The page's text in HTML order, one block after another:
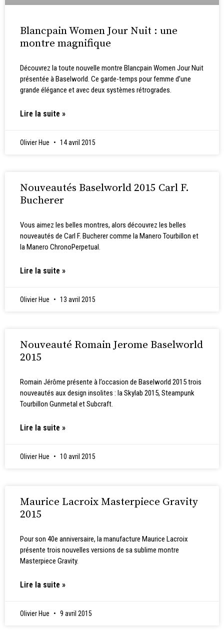
Blancpain Women Jour Nuit : une
montre magnifique
Découvrez la toute nouvelle montre Blancpain Women Jour Nuit
présentée à Baselworld. Ce garde-temps pour femme d’une
grande élégance et avec deux systèmes rétrogrades.
Lire la suite »
Olivier Hue 14 avril 2015
Nouveautés Baselworld 2015 Carl F.
Bucherer
Vous aimez les belles montres, alors découvrez les belles
nouveautés de Carl F. Bucherer comme la Manero Tourbillon et
la Manero ChronoPerpetual.
Lire la suite »
Olivier Hue 13 avril 2015
Nouveauté Romain Jerome Baselworld
2015
Romain Jérôme présente à l’occasion de Baselworld 2015 trois
nouveautés aux design insolites : la Skylab 2015, Steampunk
Tourbillon Gunmetal et Subcraft.
Lire la suite »
Olivier Hue 10 avril 2015
Maurice Lacroix Masterpiece Gravity
2015
Pour son 40e anniversaire, la manufacture Maurice Lacroix
présente trois nouvelles versions de sa sublime montre
Masterpiece Gravity.
Lire la suite »
Olivier Hue 9 avril 2015